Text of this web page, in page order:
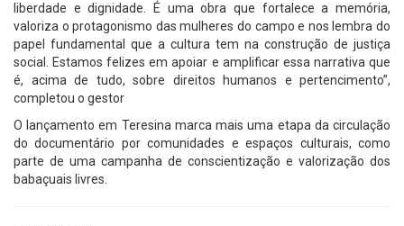
liberdade e dignidade. É uma obra que fortalece a memória,
valoriza o protagonismo das mulheres do campo e nos lembra do
papel fundamental que a cultura tem na construção de justiça
social. Estamos felizes em apoiar e amplificar essa narrativa que
é, acima de tudo, sobre direitos humanos e pertencimento”,
completou o gestor
O lançamento em Teresina marca mais uma etapa da circulação
do documentário por comunidades e espaços culturais, como
parte de uma campanha de conscientização e valorização dos
babaçuais livres.